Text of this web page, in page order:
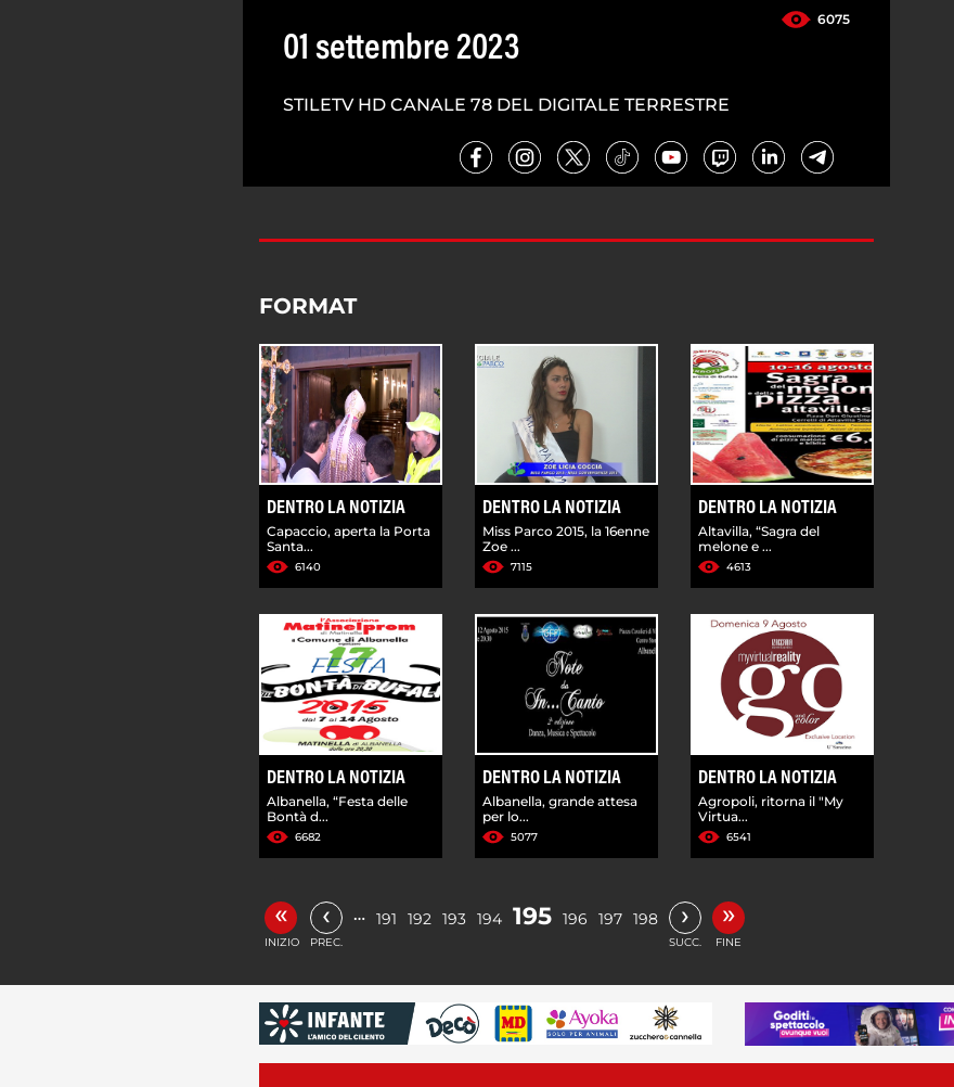
6075
01 settembre 2023
STILETV HD CANALE 78 DEL DIGITALE TERRESTRE
FORMAT
DENTRO LA NOTIZIA
Capaccio, aperta la Porta
Santa...
6140
DENTRO LA NOTIZIA
Miss Parco 2015, la 16enne
Zoe ...
7115
DENTRO LA NOTIZIA
Altavilla, “Sagra del
melone e ...
4613
DENTRO LA NOTIZIA
Albanella, “Festa delle
Bontà d...
6682
DENTRO LA NOTIZIA
Albanella, grande attesa
per lo...
5077
DENTRO LA NOTIZIA
Agropoli, ritorna il "My
Virtua...
6541
«
INIZIO
‹
PREC.
… 191 192 193 194 195 196 197 198 ›
SUCC.
»
FINE